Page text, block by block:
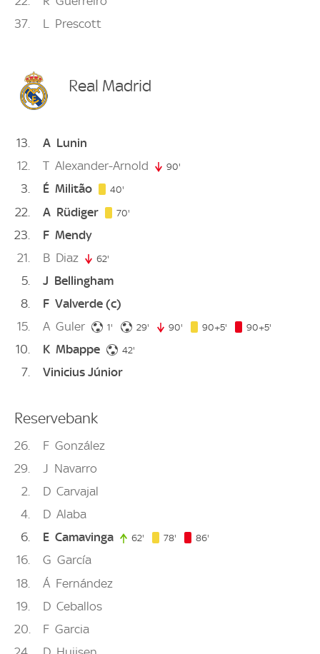
37
L Prescott
Real Madrid
13 A Lunin
12
T Alexander-Arnold 90'
3 É Militão 40'
22 A Rüdiger 70'
23 F Mendy
21
B Diaz 62'
5 J Bellingham
8
F Valverde (c)
15
A Guler 1' 1. minute
29' 29. minute
90' 90. minute
90+5' 95. minute
90+5'
10 K Mbappe 42'
7 Vinicius Júnior
Reservebank
26 F González
29
J Navarro
2
D Carvajal
4
D Alaba
6
E Camavinga 62' 62. minute
78' 78. minute
86'
16 G García
18
Á Fernández
19
D Ceballos
20
F Garcia